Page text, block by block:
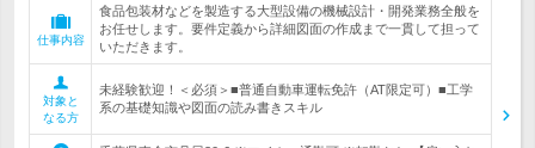
仕事内容
食品包装材などを製造する大型設備の機械設計・開発業務全般を
お任せします。要件定義から詳細図面の作成まで一貫して担って
いただきます。
対象と
なる方
未経験歓迎！＜必須＞■普通自動車運転免許（AT限定可）■工学
系の基礎知識や図面の読み書きスキル